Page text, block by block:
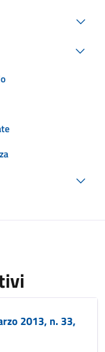
2013, n. 33,